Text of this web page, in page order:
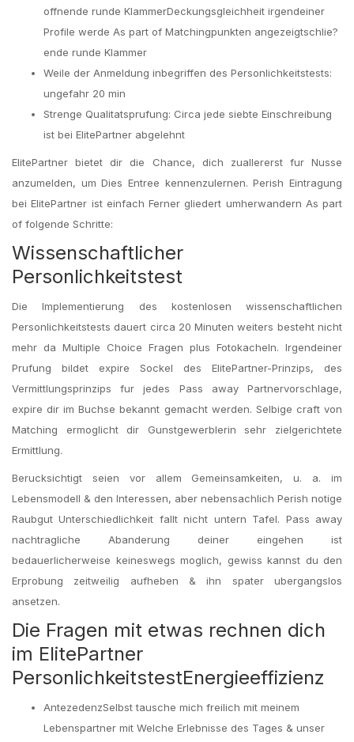
offnende runde KlammerDeckungsgleichheit irgendeiner
Profile werde As part of Matchingpunkten angezeigtschlie?
ende runde Klammer
Weile der Anmeldung inbegriffen des Personlichkeitstests:
ungefahr 20 min
Strenge Qualitatsprufung: Circa jede siebte Einschreibung
ist bei ElitePartner abgelehnt
ElitePartner bietet dir die Chance, dich zuallererst fur Nusse
anzumelden, um Dies Entree kennenzulernen. Perish Eintragung
bei ElitePartner ist einfach Ferner gliedert umherwandern As part
of folgende Schritte:
Wissenschaftlicher
Personlichkeitstest
Die Implementierung des kostenlosen wissenschaftlichen
Personlichkeitstests dauert circa 20 Minuten weiters besteht nicht
mehr da Multiple Choice Fragen plus Fotokacheln. Irgendeiner
Prufung bildet expire Sockel des ElitePartner-Prinzips, des
Vermittlungsprinzips fur jedes Pass away Partnervorschlage,
expire dir im Buchse bekannt gemacht werden. Selbige craft von
Matching ermoglicht dir Gunstgewerblerin sehr zielgerichtete
Ermittlung.
Berucksichtigt seien vor allem Gemeinsamkeiten, u. a. im
Lebensmodell & den Interessen, aber nebensachlich Perish notige
Raubgut Unterschiedlichkeit fallt nicht untern Tafel. Pass away
nachtragliche Abanderung deiner eingehen ist
bedauerlicherweise keineswegs moglich, gewiss kannst du den
Erprobung zeitweilig aufheben & ihn spater ubergangslos
ansetzen.
Die Fragen mit etwas rechnen dich
im ElitePartner
PersonlichkeitstestEnergieeffizienz
AntezedenzSelbst tausche mich freilich mit meinem
Lebenspartner mit Welche Erlebnisse des Tages & unser